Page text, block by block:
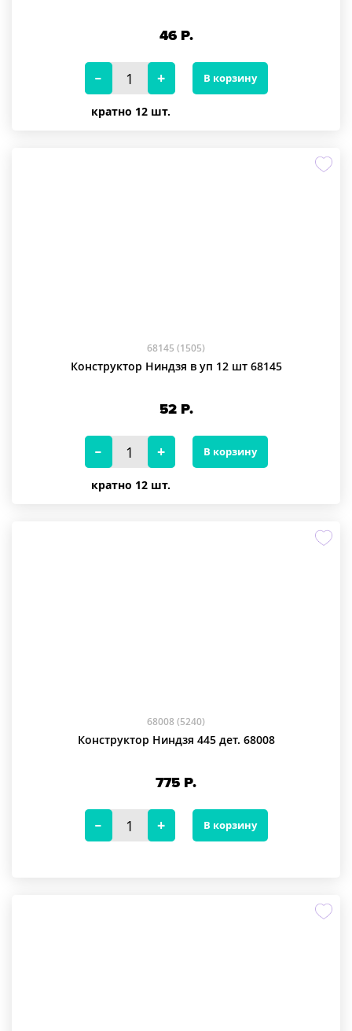
46Р.
кратно 12 шт.
В корзину
68145 (1505)
Конструктор Ниндзя в уп 12 шт 68145
52Р.
кратно 12 шт.
В корзину
68008 (5240)
Конструктор Ниндзя 445 дет. 68008
775 Р.
В корзину